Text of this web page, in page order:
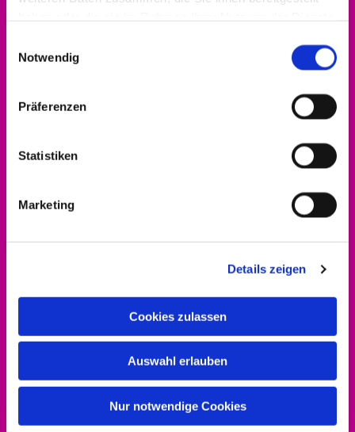
Notwendig
Präferenzen
Statistiken
Marketing
Details zeigen
Cookies zulassen
Auswahl erlauben
Nur notwendige Cookies
Alle Infos zum Engagement-Förderpreis gibt
eshier!